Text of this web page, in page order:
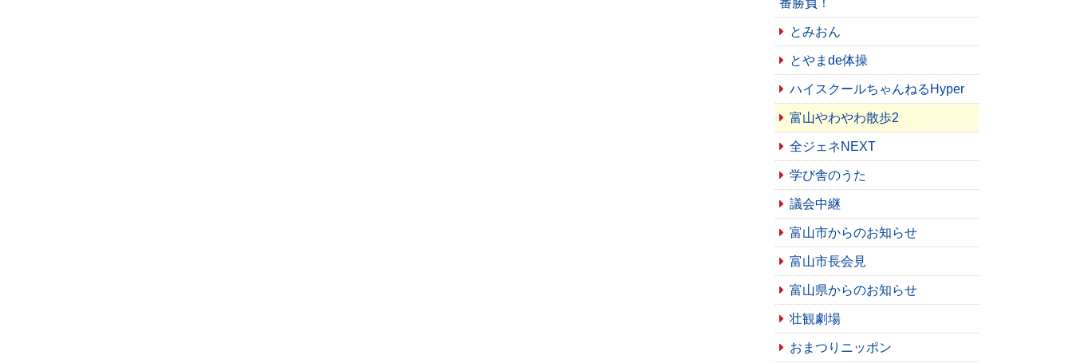
番勝負！
とみおん
とやまde体操
ハイスクールちゃんねるHyper
富山やわやわ散歩2
全ジェネNEXT
学び舎のうた
議会中継
富山市からのお知らせ
富山市長会見
富山県からのお知らせ
壮観劇場
おまつりニッポン